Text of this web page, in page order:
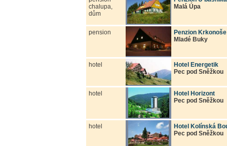
chalupa,
dům
Malá Úpa
pension
Penzion Krkonoše
Mladé Buky
hotel
Hotel Energetik
Pec pod Sněžkou
hotel
Hotel Horizont
Pec pod Sněžkou
hotel
Hotel Kolínská
Pec pod Sněžkou